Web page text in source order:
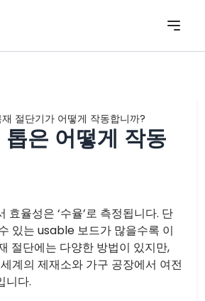
절단기가 어떻게 작동합니까?
은 어떻게 작동
효율성은 ‘수율’로 측정됩니다. 단
있는 usable 보드가 많을수록 이
절단에는 다양한 방법이 있지만,
계의 제재소와 가구 공장에서 여전
니다.